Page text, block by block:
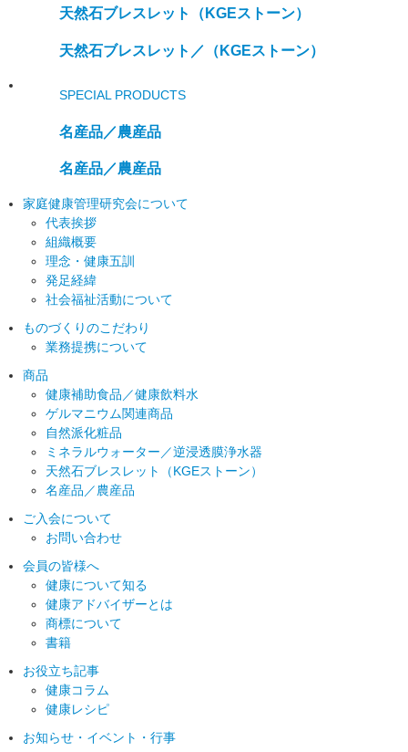
天然石ブレスレット （KGEストーン）
天然石ブレスレット／ （KGEストーン）
SPECIAL PRODUCTS
名産品／農産品
名産品／農産品
家庭健康管理研究会について
代表挨拶
組織概要
理念・健康五訓
発足経緯
社会福祉活動について
ものづくりのこだわり
業務提携について
商品
健康補助食品／健康飲料水
ゲルマニウム関連商品
自然派化粧品
ミネラルウォーター／逆浸透膜浄水器
天然石ブレスレット（KGEストーン）
名産品／農産品
ご入会について
お問い合わせ
会員の皆様へ
健康について知る
健康アドバイザーとは
商標について
書籍
お役立ち記事
健康コラム
健康レシピ
お知らせ ・イベント・行事